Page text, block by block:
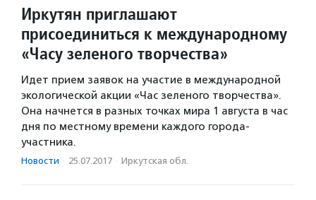
Иркутян приглашают
присоединиться к международному
«Часу зеленого творчества»
Идет прием заявок на участие в международной
экологической акции «Час зеленого творчества».
Она начнется в разных точках мира 1 августа в час
дня по местному времени каждого города-
участника.
Новости · 25.07.2017 · Иркутская обл.